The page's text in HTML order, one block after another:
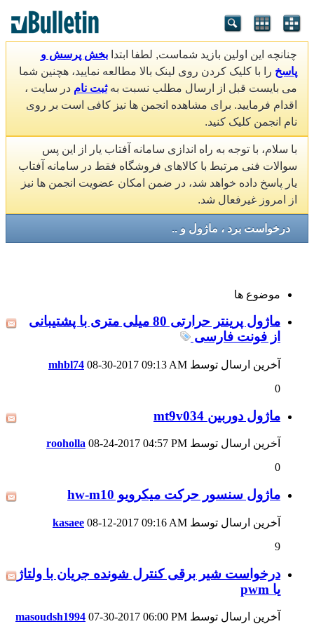
چنانچه این اولین بازید شماست, لطفا ابتدا بخش پرسش و
پاسخ را با کلیک کردن روی لینک بالا مطالعه نمایید، هچنین شما
می بایست قبل از ارسال مطلب نسبت بهثبت نام در سایت ،
اقدام فرمایید. برای مشاهده انجمن ها نیز کافی است بر روی
نام انجمن کلیک کنید.
با سلام، با توجه به راه اندازی سامانه آفتاب یار از این پس
سوالات فنی مرتبط با کالاهای فروشگاه فقط در سامانه آفتاب
یار پاسخ داده خواهد شد، در ضمن امکان عضویت انجمن ها نیز
از امروز غیرفعال شد.
درخواست برد ، ماژول و ..
موضوع ها
ماژول پرینتر حرارتی 80 میلی متری با پشتیبانی
از فونت فارسی
آخرین ارسال توسط mhbl74 08-30-2017 09:13 AM
0
ماژول دوربین mt9v034
آخرین ارسال توسط rooholla 08-24-2017 04:57 PM
0
ماژول سنسور حرکت میکرویو hw-m10
آخرین ارسال توسط kasaee 08-12-2017 09:16 AM
9
درخواست شیر برقی کنترل شونده جریان با ولتاژ
یا pwm
آخرین ارسال توسط masoudsh1994 07-30-2017 06:00 PM